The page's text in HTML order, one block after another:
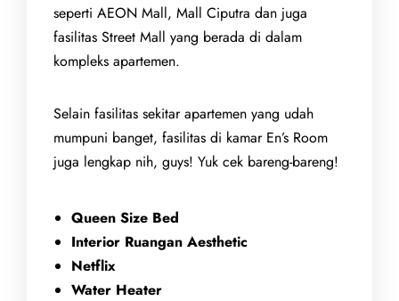
seperti AEON Mall, Mall Ciputra dan juga
fasilitas Street Mall yang berada di dalam
kompleks apartemen.
Selain fasilitas sekitar apartemen yang udah
mumpuni banget, fasilitas di kamar En’s Room
juga lengkap nih, guys! Yuk cek bareng-bareng!
Queen Size Bed
Interior Ruangan Aesthetic
Netflix
Water Heater